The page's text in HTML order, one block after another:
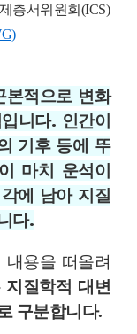
층서위원회(ICS)
본적으로 변화
니다. 인간이
기후 등에 뚜
마치 운석이
에 남아 지질
다.
용을 떠올려
지질학적 대변
구분합니다.